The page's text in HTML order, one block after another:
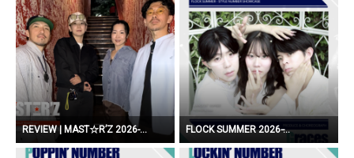
REVIEW | MAST☆R’Z 2026-... FLOCK SUMMER 2026 ̵...